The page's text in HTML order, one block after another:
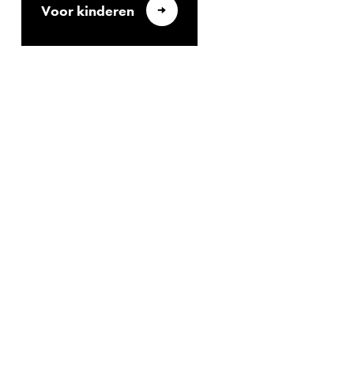
Voor kinderen